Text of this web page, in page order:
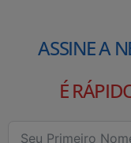
ASSINE A
É